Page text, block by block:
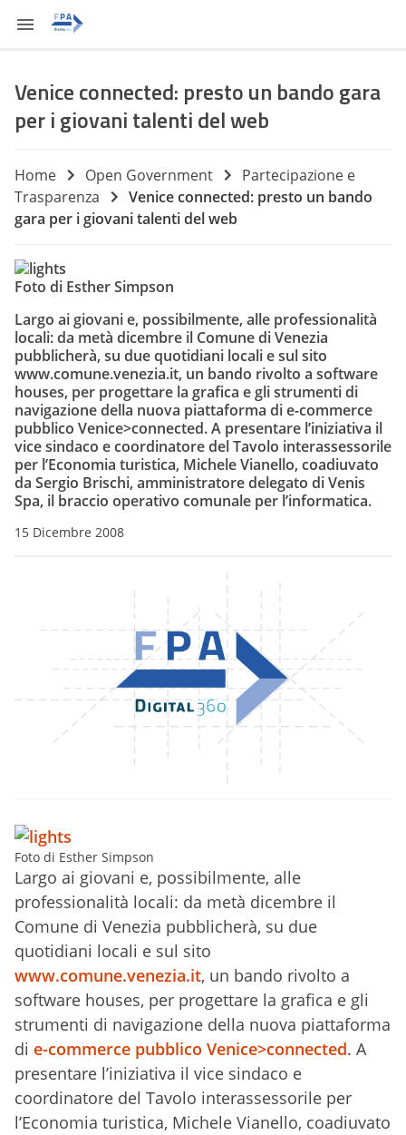
Venice connected: presto un bando gara
per i giovani talenti del web
Home Open Government
Partecipazione e
Trasparenza
Venice connected: presto un bando
gara per i giovani talenti del web
Foto di Esther Simpson
Largo ai giovani e, possibilmente, alle professionalità
locali: da metà dicembre il Comune di Venezia
pubblicherà, su due quotidiani locali e sul sito
www.comune.venezia.it, un bando rivolto a software
houses, per progettare la grafica e gli strumenti di
navigazione della nuova piattaforma die-commerce
pubblico Venice>connected. A presentare l’iniziativa il
vice sindaco e coordinatore del Tavolo interassessorile
per l’Economia turistica, Michele Vianello, coadiuvato
da Sergio Brischi, amministratore delegato di Venis
Spa, il braccio operativo comunale per l’informatica.
15 Dicembre 2008
Foto di Esther Simpson
Largo ai giovani e, possibilmente, alle
professionalità locali: da metà dicembre il
Comune di Venezia pubblicherà, su due
quotidiani locali e sul sito
www.comune.venezia.it, un bando rivolto a
software houses, per progettare la grafica e gli
strumenti di navigazione della nuova piattaforma
di e-commerce pubblico Venice>connected. A
presentare l’iniziativa il vice sindaco e
coordinatore del Tavolo interassessorile per
l’Economia turistica, Michele Vianello, coadiuvato